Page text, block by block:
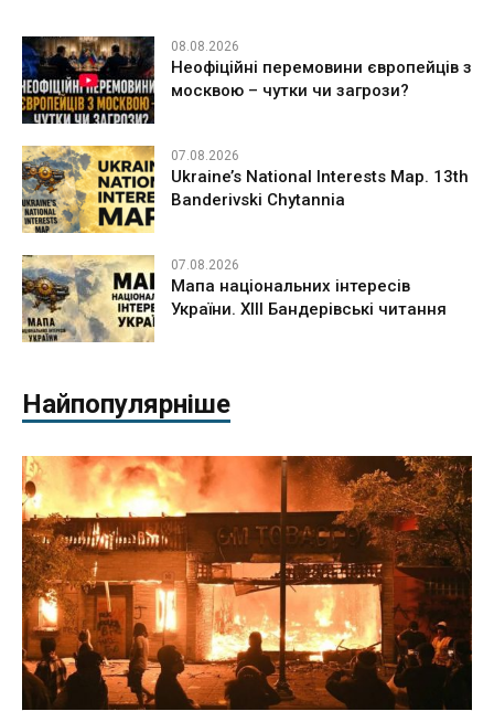
08.08.2026
Неофіційні перемовини європейців з
москвою – чутки чи загрози?
07.08.2026
Ukraine’s National Interests Map. 13th
Banderivski Chytannia
07.08.2026
Мапа національних інтересів
України. ХІІІ Бандерівські читання
Найпопулярніше